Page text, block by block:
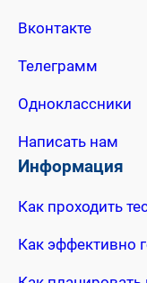
Вконтакте
Телеграмм
Одноклассники
Написать нам
Информация
Как проходить
Как эффективно